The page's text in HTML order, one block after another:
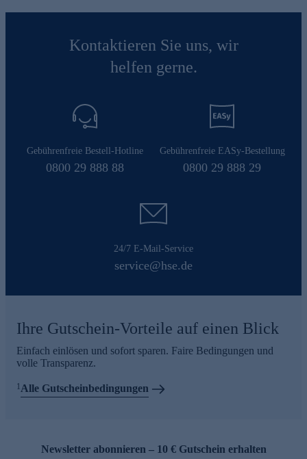
Kontaktieren Sie uns, wir
helfen gerne.
Gebührenfreie Bestell-Hotline
0800 29 888 88
Gebührenfreie EASy-Bestellung
0800 29 888 29
24/7 E-Mail-Service
service@hse.de
Ihre Gutschein-Vorteile auf einen Blick
Einfach einlösen und sofort sparen. Faire Bedingungen und
volle Transparenz.
1 Alle Gutscheinbedingungen
Newsletter abonnieren – 10 € Gutschein erhalten